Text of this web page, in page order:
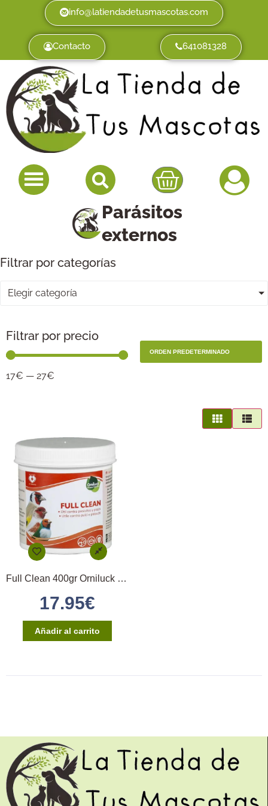
info@latiendadetusmascotas.com
Contacto 641081328
Parásitos
externos
Filtrar por categorías
Elegir categoría
Filtrar por precio
17€ — 27€
Full Clean 400gr Orniluck Protección natural
17.95€
Añadir al carrito